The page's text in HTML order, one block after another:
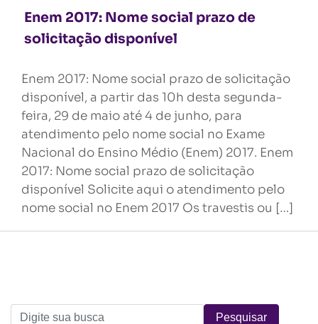
Enem 2017: Nome social prazo de
solicitação disponível
Enem 2017: Nome social prazo de solicitação
disponível, a partir das 10h desta segunda-
feira, 29 de maio até 4 de junho, para
atendimento pelo nome social no Exame
Nacional do Ensino Médio (Enem) 2017. Enem
2017: Nome social prazo de solicitação
disponível Solicite aqui o atendimento pelo
nome social no Enem 2017 Os travestis ou […]